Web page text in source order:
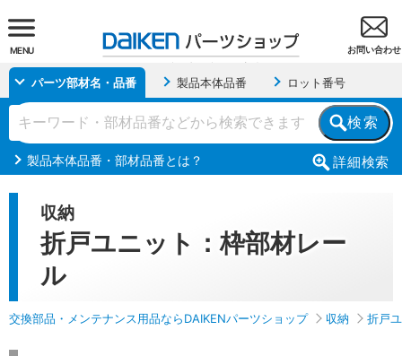
お問い合わせ
MENU
パーツ部材名・品番 製品本体品番 ロット番号
検索
詳細検索
製品本体品番・部材品番とは？
収納
折戸ユニット：枠部材レー
ル
交換部品・メンテナンス用品ならDAIKENパーツショップ 収納 折戸